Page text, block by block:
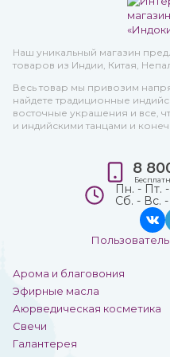
Наш уникальный магазин
товаров из Индии, Китая,
Весь товар мы привозим
найдете традиционные
восточные украшения и все,
и индийскими танцами и
Арома и благовония
Эфирные масла
Аюрведическая косметика
Свечи
Галантерея
8
Пн. - Пт.
Сб. - Вс.